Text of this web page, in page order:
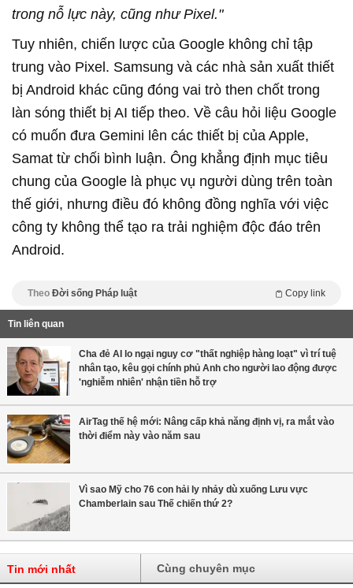
trong nỗ lực này, cũng như Pixel."
Tuy nhiên, chiến lược của Google không chỉ tập
trung vào Pixel. Samsung và các nhà sản xuất thiết
bị Android khác cũng đóng vai trò then chốt trong
làn sóng thiết bị AI tiếp theo. Về câu hỏi liệu Google
có muốn đưa Gemini lên các thiết bị của Apple,
Samat từ chối bình luận. Ông khẳng định mục tiêu
chung của Google là phục vụ người dùng trên toàn
thế giới, nhưng điều đó không đồng nghĩa với việc
công ty không thể tạo ra trải nghiệm độc đáo trên
Android.
Theo Đời sống Pháp luật Copy link
Tin liên quan
Cha đẻ AI lo ngại nguy cơ "thất nghiệp hàng loạt" vì trí tuệ
nhân tạo, kêu gọi chính phủ Anh cho người lao động được
'nghiễm nhiên' nhận tiền hỗ trợ
AirTag thế hệ mới: Nâng cấp khả năng định vị, ra mắt vào
thời điểm này vào năm sau
Vì sao Mỹ cho 76 con hải ly nhảy dù xuống Lưu vực
Chamberlain sau Thế chiến thứ 2?
Tin mới nhất Cùng chuyên mục